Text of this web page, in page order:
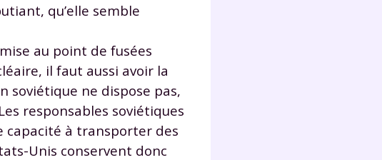
qu’elle semble
au point de fusées
il faut aussi avoir la
soviétique ne dispose pas,
responsables soviétiques
capacité à transporter des
Unis conservent donc
Fermer
de